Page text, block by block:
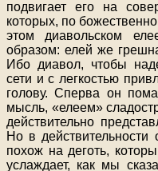
подвигает его на
которых, по
этом диавольском
образом: елей же
Ибо диавол, чтобы
сети и с легкостью
голову. Сперва он
мысль, «елеем»
действительно
Но в
похож на деготь,
услаждает, как мы